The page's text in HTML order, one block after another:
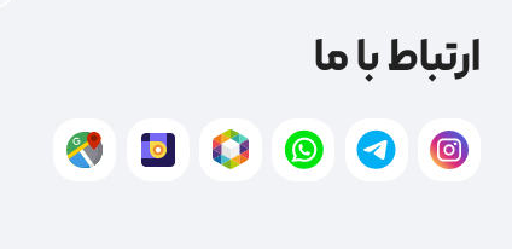
ارتباط با ما